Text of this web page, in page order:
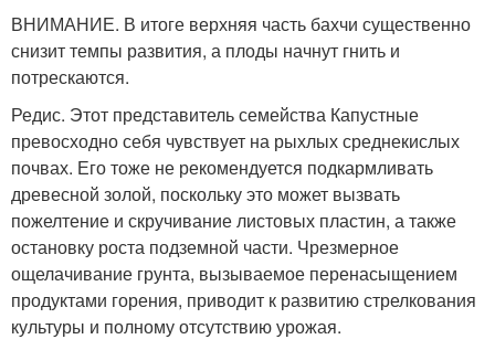
ВНИМАНИЕ. В итоге верхняя часть бахчи существенно
снизит темпы развития, а плоды начнут гнить и
потрескаются.
Редис. Этот представитель семейства Капустные
превосходно себя чувствует на рыхлых среднекислых
почвах. Его тоже не рекомендуется подкармливать
древесной золой, поскольку это может вызвать
пожелтение и скручивание листовых пластин, а также
остановку роста подземной части. Чрезмерное
ощелачивание грунта, вызываемое перенасыщением
продуктами горения, приводит к развитию стрелкования
культуры и полному отсутствию урожая.